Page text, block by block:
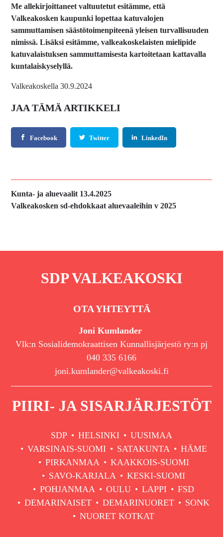
Me allekirjoittaneet valtuutetut esitämme, että
Valkeakosken kaupunki lopettaa katuvalojen
sammuttamisen säästötoimenpiteenä yleisen turvallisuuden
nimissä. Lisäksi esitämme, valkeakoskelaisten mielipide
katuvalaistuksen sammuttamisesta kartoitetaan kattavalla
kuntalaiskyselyllä.
Valkeakoskella 30.9.2024
JAA TÄMÄ ARTIKKELI
Facebook Twitter LinkedIn
Edellinen
artikkeli:
Kunta- ja aluevaalit 13.4.2025
Seuraava
Valkeakosken sd-ehdokkaat aluevaaleihin v 2025
SDP VALKEAKOSKI
OTA YHTEYTTÄ
Joni Kumlander
Vlk:n Sosialidemokraattisen Kunnallisjärjestö ry:n pj
040 335 6166
joni.kumlander@valkeakoski.fi
PIIRI- JA SISARJÄRJESTÖT
SDP HELSINKI
UUSIMAA
VARSINAIS-SUOMI
SATAKUNTA
HÄME
PIRKANMAA
KAAKKOIS-SUOMI
SAVO-KARJALA
KESKI-SUOMI
POHJANMAA
OULU LAPPI
FSD
DEMARINAISET
DEMARINUORET
SONK
NUORET KOTKAT